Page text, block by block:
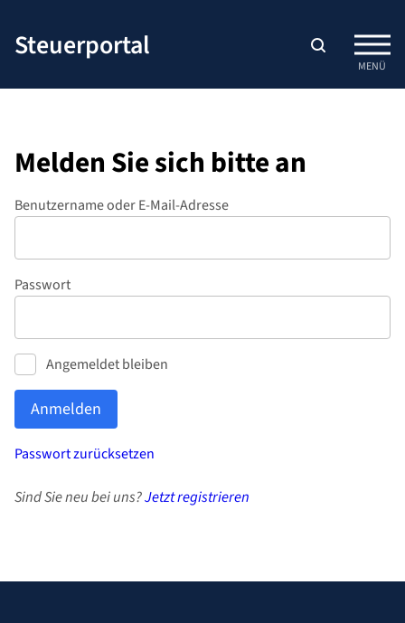
Inhalt
springen
Steuerportal
MENÜ
Melden Sie sich bitte an
Benutzername oder E-Mail-Adresse
Passwort
Angemeldet bleiben
Passwort zurücksetzen
Sind Sie neu bei uns?Jetzt registrieren